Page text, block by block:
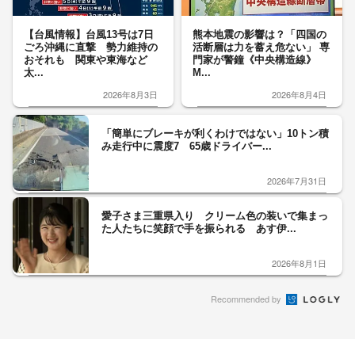
【台風情報】台風13号は7日
ごろ沖縄に直撃 勢力維持の
おそれも 関東や東海など
太...
2026年8月3日
熊本地震の影響は？「四国の
活断層は力を蓄え危ない」 専
門家が警鐘《中央構造線》
M...
2026年8月4日
「簡単にブレーキが利くわけではない」10トン積
み走行中に震度7 65歳ドライバー...
2026年7月31日
愛子さま三重県入り クリーム色の装いで集まっ
た人たちに笑顔で手を振られる あす伊...
2026年8月1日
Recommended by